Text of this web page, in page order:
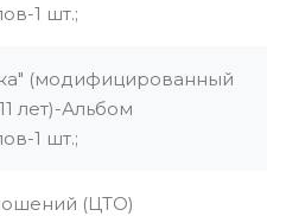
1 шт.;
(модифицированный
лет)-Альбом
1 шт.;
(ЦТО)